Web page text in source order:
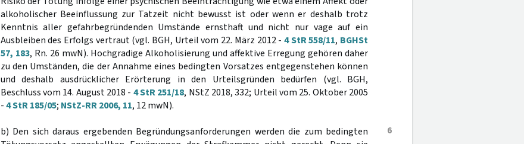
alkoholischer Beeinflussung zur Tatzeit nicht bewusst ist oder wenn er deshalb trotz
Kenntnis aller gefahrbegründenden Umstände ernsthaft und nicht nur vage auf ein
Ausbleiben des Erfolgs vertraut (vgl. BGH, Urteil vom 22. März 2012 - 4 StR 558/11, BGHSt
57, 183, Rn. 26 mwN). Hochgradige Alkoholisierung und affektive Erregung gehören daher
zu den Umständen, die der Annahme eines bedingten Vorsatzes entgegenstehen können
und deshalb ausdrücklicher Erörterung in den Urteilsgründen bedürfen (vgl. BGH,
Beschluss vom 14. August 2018 - 4 StR 251/18, NStZ 2018, 332; Urteil vom 25. Oktober 2005
-4 StR 185/05; NStZ-RR 2006, 11, 12 mwN).
6
b) Den sich daraus ergebenden Begründungsanforderungen werden die zum bedingten